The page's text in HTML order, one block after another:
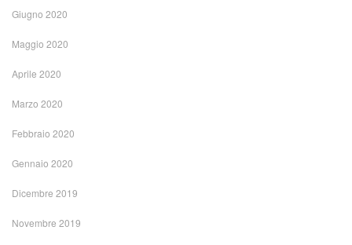
Giugno 2020
Maggio 2020
Aprile 2020
Marzo 2020
Febbraio 2020
Gennaio 2020
Dicembre 2019
Novembre 2019